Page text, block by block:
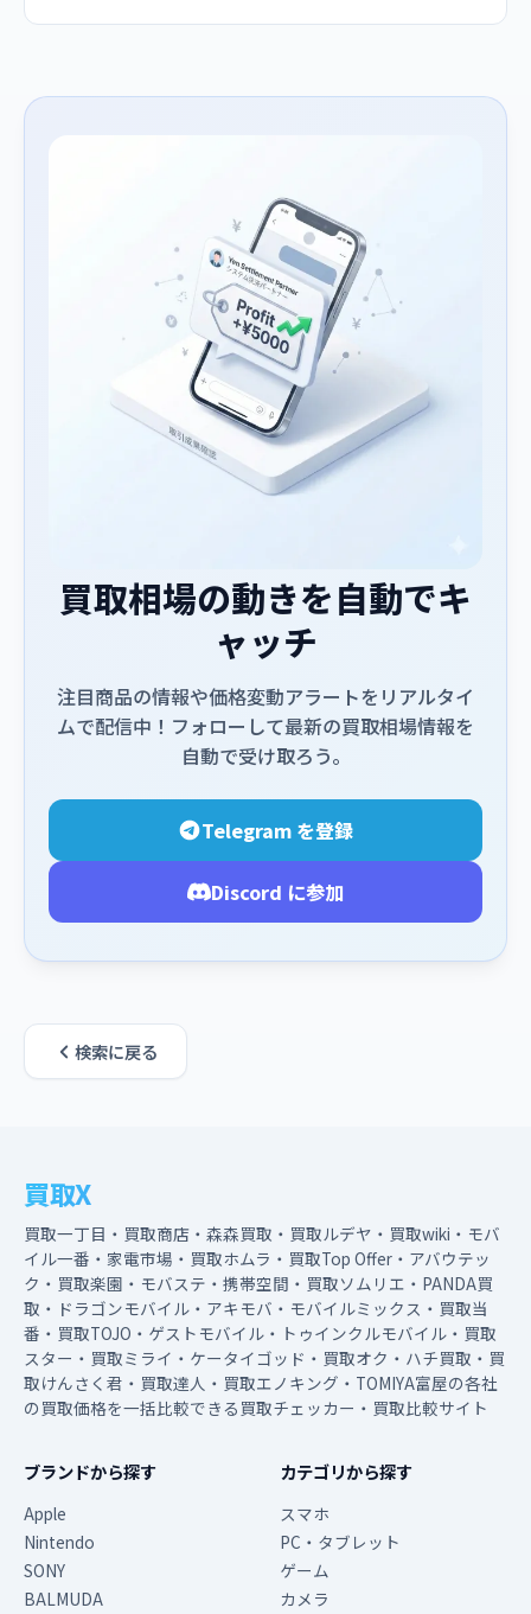
買取相場の動きを自動でキ
ャッチ
注目商品の情報や価格変動アラートをリアルタイ
ムで配信中！フォローして最新の買取相場情報を
自動で受け取ろう。
Telegram を登録
Discord に参加
検索に戻る
買取X
買取一丁目・買取商店・森森買取・買取ルデヤ・買取wiki・モバ
イル一番・家電市場・買取ホムラ・買取Top Offer・アバウテッ
ク・買取楽園・モバステ・携帯空間・買取ソムリエ・PANDA買
取・ドラゴンモバイル・アキモバ・モバイルミックス・買取当
番・買取TOJO・ゲストモバイル・トゥインクルモバイル・買取
スター・買取ミライ・ケータイゴッド・買取オク・ハチ買取・買
取けんさく君・買取達人・買取エノキング・TOMIYA富屋の各社
の買取価格を一括比較できる買取チェッカー・買取比較サイト
ブランドから探す
Apple
Nintendo
SONY
BALMUDA
カテゴリから探す
スマホ
PC・タブレット
ゲーム
カメラ